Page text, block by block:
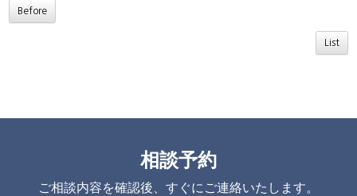
Before
List
相談予約
ご相談内容を確認後、すぐにご連絡いたします。